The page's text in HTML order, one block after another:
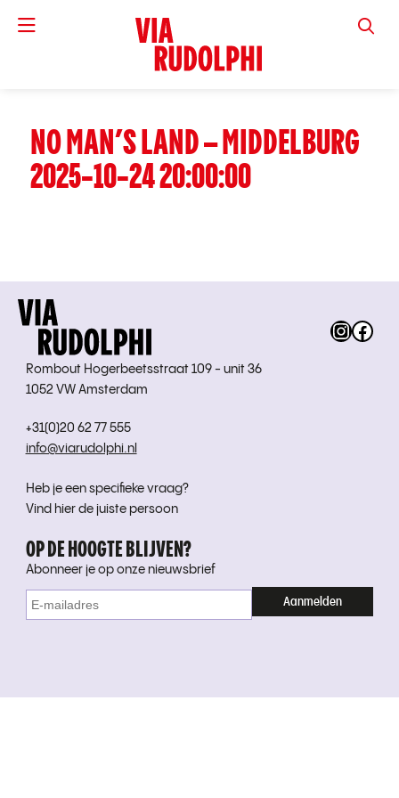
VIA
NO MAN’S LAND – MIDDELBURG
2025-10-24 20:00:00
Rombout Hogerbeetsstraat 109 - unit 36
1052 VW Amsterdam
+31(0)20 62 77 555
info@viarudolphi.nl
Heb je een specifieke vraag?
Vind hier de juiste persoon
OP DE HOOGTE BLIJVEN?
Abonneer je op onze nieuwsbrief